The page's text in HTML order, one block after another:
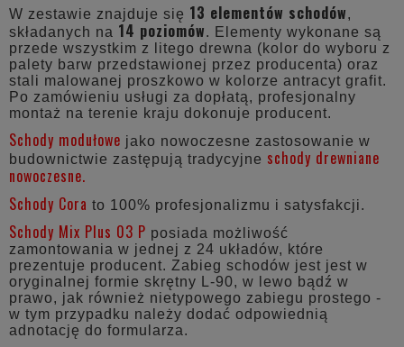
W zestawie znajduje się 13 elementów schodów,
składanych na 14 poziomów. Elementy wykonane są
przede wszystkim z litego drewna (kolor do wyboru z
palety barw przedstawionej przez producenta) oraz
stali malowanej proszkowo w kolorze antracyt grafit.
Po zamówieniu usługi za dopłatą, profesjonalny
montaż na terenie kraju dokonuje producent.
Schody modułowe jako nowoczesne zastosowanie w
budownictwie zastępują tradycyjne schody drewniane
nowoczesne.
Schody Cora to 100% profesjonalizmu i satysfakcji.
Schody Mix Plus 03 P posiada możliwość
zamontowania w jednej z 24 układów, które
prezentuje producent. Zabieg schodów jest jest w
oryginalnej formie skrętny L-90, w lewo bądź w
prawo, jak również nietypowego zabiegu prostego -
w tym przypadku należy dodać odpowiednią
adnotację do formularza.